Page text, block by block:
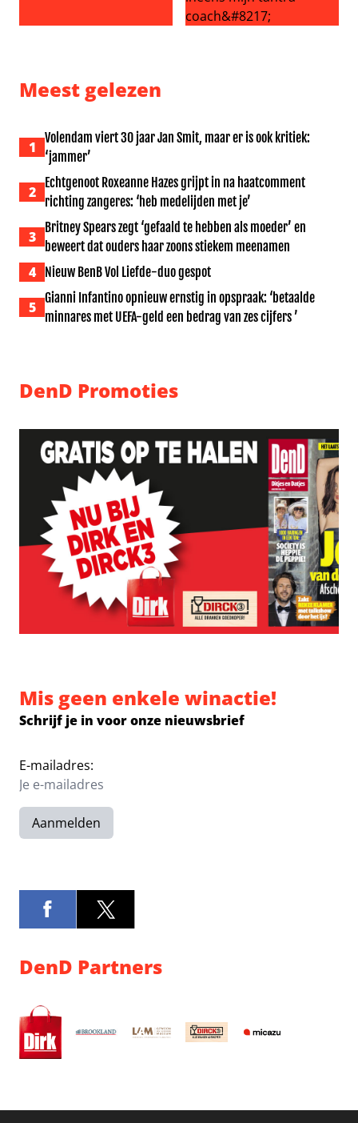
Meest gelezen
1
Volendam viert 30 jaar Jan Smit, maar er is ook kritiek:
‘jammer’
2
Echtgenoot Roxeanne Hazes grijpt in na haatcomment
richting zangeres: ‘heb medelijden met je’
3
Britney Spears zegt ‘gefaald te hebben als moeder’ en
beweert dat ouders haar zoons stiekem meenamen
4 Nieuw BenB Vol Liefde-duo gespot
5
Gianni Infantino opnieuw ernstig in opspraak: ‘betaalde
minnares met UEFA-geld een bedrag van zes cijfers ’
DenD Promoties
Mis geen enkele winactie!
Schrijf je in voor onze nieuwsbrief
E-mailadres:
Aanmelden
DenD Partners